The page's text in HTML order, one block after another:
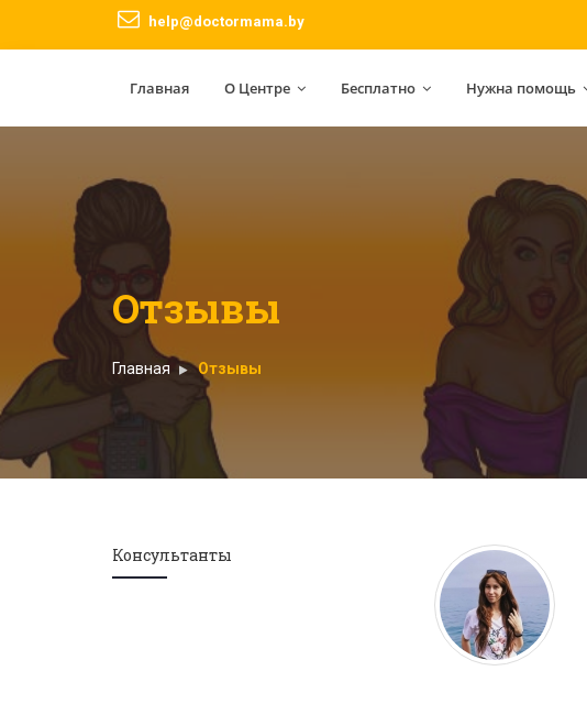
help@doctormama.by
Главная О Центре Бесплатно Нужна помощь
Отзывы
Главная Отзывы
Консультанты